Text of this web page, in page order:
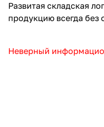
Развитая складская
продукцию всегда без
Неверный